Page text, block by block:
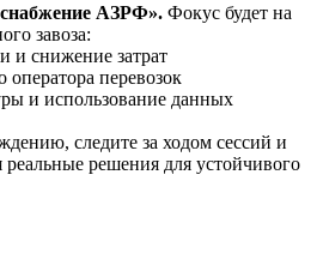
снабжение АЗРФ». Фокус будет на
завоза:
и снижение затрат
перевозок
и использование данных
следите за ходом сессий и
реальные решения для устойчивого